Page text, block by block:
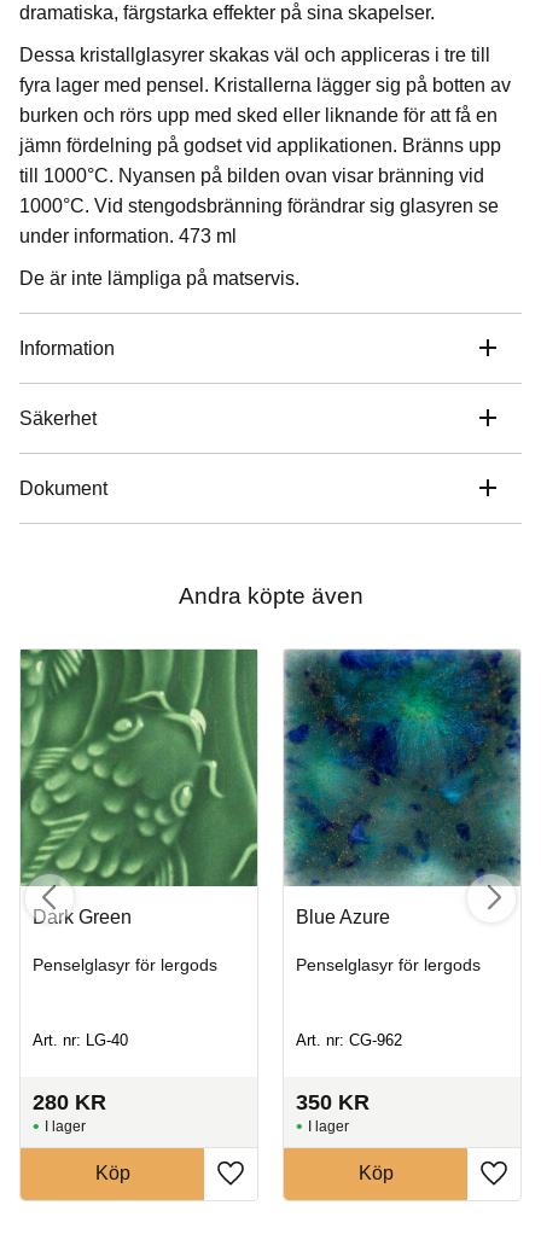
dramatiska, färgstarka effekter på sina skapelser.
Dessa kristallglasyrer skakas väl och appliceras i tre till
fyra lager med pensel. Kristallerna lägger sig på botten av
burken och rörs upp med sked eller liknande för att få en
jämn fördelning på godset vid applikationen. Bränns upp
till 1000°C. Nyansen på bilden ovan visar bränning vid
1000°C. Vid stengodsbränning förändrar sig glasyren se
under information. 473 ml
De är inte lämpliga på matservis.
Information
Säkerhet
Dokument
Andra köpte även
Dark Green
Penselglasyr för lergods
Art. nr: LG-40
280 KR
I lager
Köp
Blue Azure
Penselglasyr för lergods
Art. nr: CG-962
350 KR
I lager
Köp